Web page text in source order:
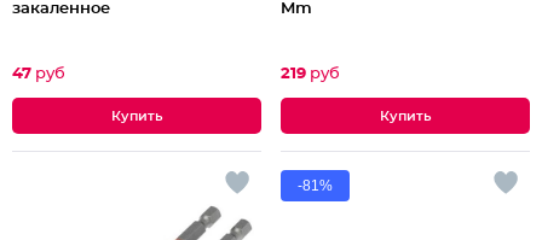
закаленное
47 руб
Mm
219 руб
-81%